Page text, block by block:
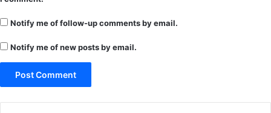
Notify me of follow-up comments by email.
Notify me of new posts by email.